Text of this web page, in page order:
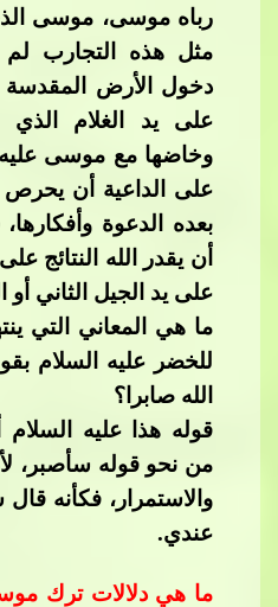
رباه موسى، موسى
مثل هذه التجارب لم
دخول الأرض المقدسة
على يد الغلام
وخاضها مع موسى عليه
على الداعية أن
بعده الدعوة
أن يقدر الله النتائج
على يد الجيل ا لثاني أو
ما هي المعاني التي
للخضر عليه السلام
الله صابرا؟
قوله هذا عليه
من نحو قوله سأصبر،
والاستمرار، فكأنه قال
عندي.
ما هي دلالات ترك